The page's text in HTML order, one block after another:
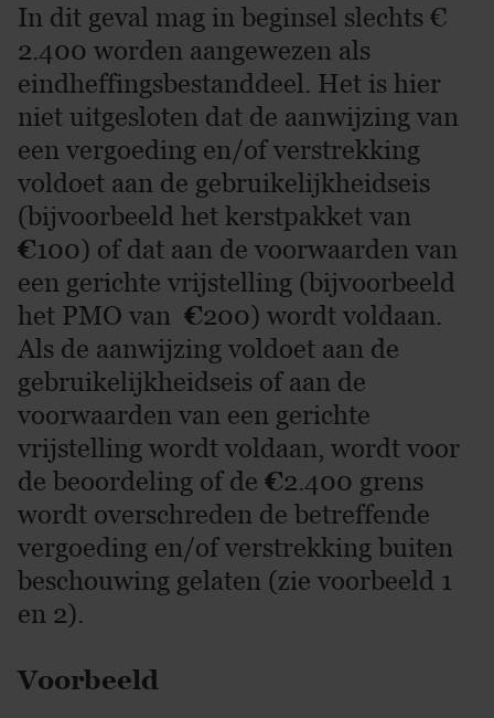
In dit geval mag in beginsel slechts €
2.400 worden aangewezen als
eindheffingsbestanddeel. Het is hier
niet uitgesloten dat de aanwijzing van
een vergoeding en/of verstrekking
voldoet aan de gebruikelijkheidseis
(bijvoorbeeld het kerstpakket van
€100) of dat aan de voorwaarden van
een gerichte vrijstelling (bijvoorbeeld
het PMO van €200) wordt voldaan.
Als de aanwijzing voldoet aan de
gebruikelijkheidseis of aan de
voorwaarden van een gerichte
vrijstelling wordt voldaan, wordt voor
de beoordeling of de €2.400 grens
wordt overschreden de betreffende
vergoeding en/of verstrekking buiten
beschouwing gelaten (zie voorbeeld 1
en 2).
Voorbeeld